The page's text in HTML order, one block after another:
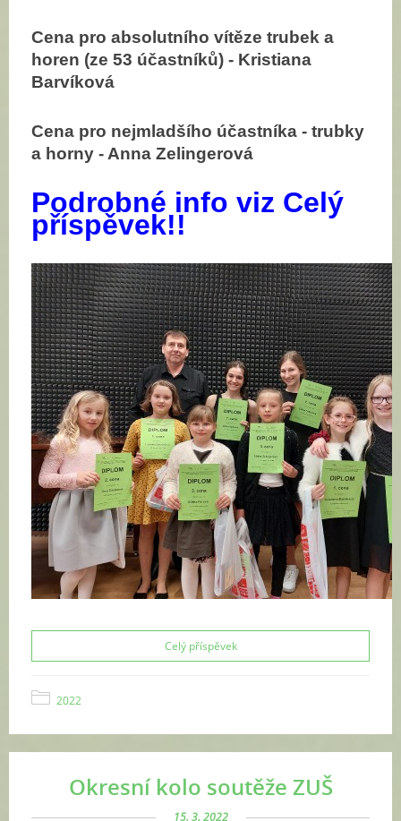
Cena pro absolutního vítěze trubek a
horen (ze 53 účastníků) - Kristiana
Barvíková
Cena pro nejmladšího účastníka - trubky
a horny - Anna Zelingerová
Podrobné info viz Celý
příspěvek!!
Celý příspěvek
2022
Okresní kolo soutěže ZUŠ
15. 3. 2022